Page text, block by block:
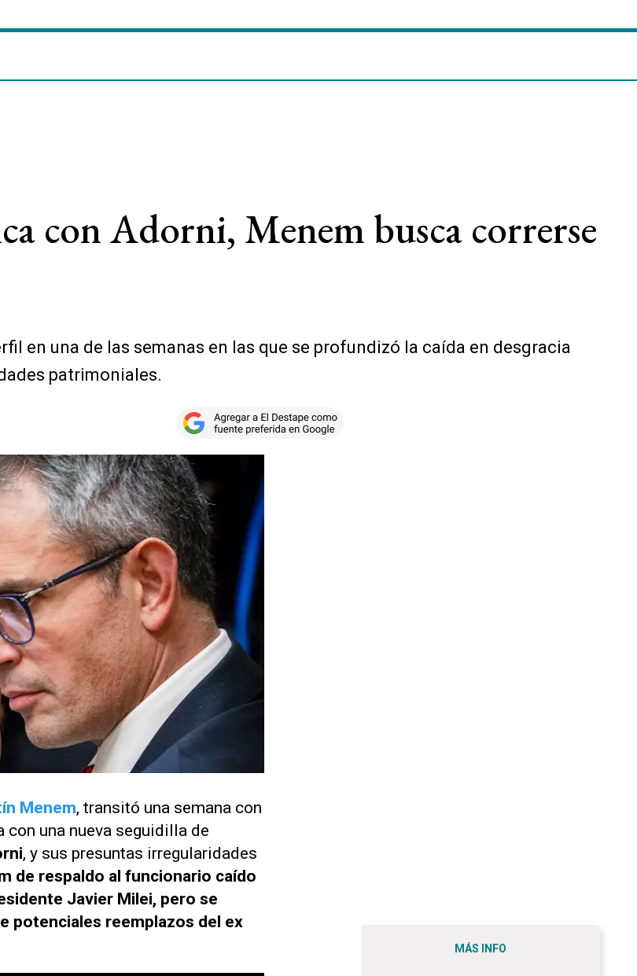
con Adorni, Menem busca correrse
en una de las semanas en las que se profundizó la caída en desgracia
patrimoniales.
Menem, transitó una semana con
una nueva seguidilla de
, y sus presuntas irregularidades
de respaldo al funcionario caído
Javier Milei, pero se
potenciales reemplazos del ex
MÁS INFO